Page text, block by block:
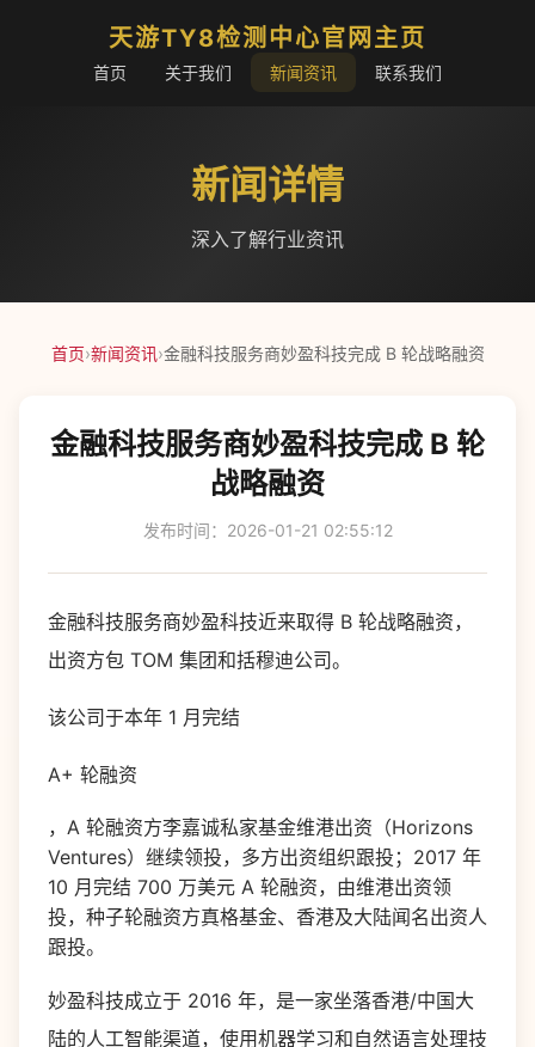
天游TY8检测中心官网主页
首页 关于我们 新闻资讯 联系我们
新闻详情
深入了解行业资讯
首页›新闻资讯›金融科技服务商妙盈科技完成 B 轮战略融资
金融科技服务商妙盈科技完成 B 轮
战略融资
发布时间：2026-01-21 02:55:12
金融科技服务商妙盈科技近来取得 B 轮战略融资，
出资方包 TOM 集团和括穆迪公司。
该公司于本年 1 月完结
A+ 轮融资
，A 轮融资方李嘉诚私家基金维港出资（Horizons
Ventures）继续领投，多方出资组织跟投；2017 年
10 月完结 700 万美元 A 轮融资，由维港出资领
投，种子轮融资方真格基金、香港及大陆闻名出资人
跟投。
妙盈科技成立于 2016 年，是一家坐落香港/中国大
陆的人工智能渠道，使用机器学习和自然语言处理技